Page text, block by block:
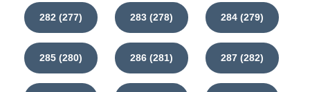
282 (277) 283 (278) 284 (279)
285 (280) 286 (281) 287 (282)